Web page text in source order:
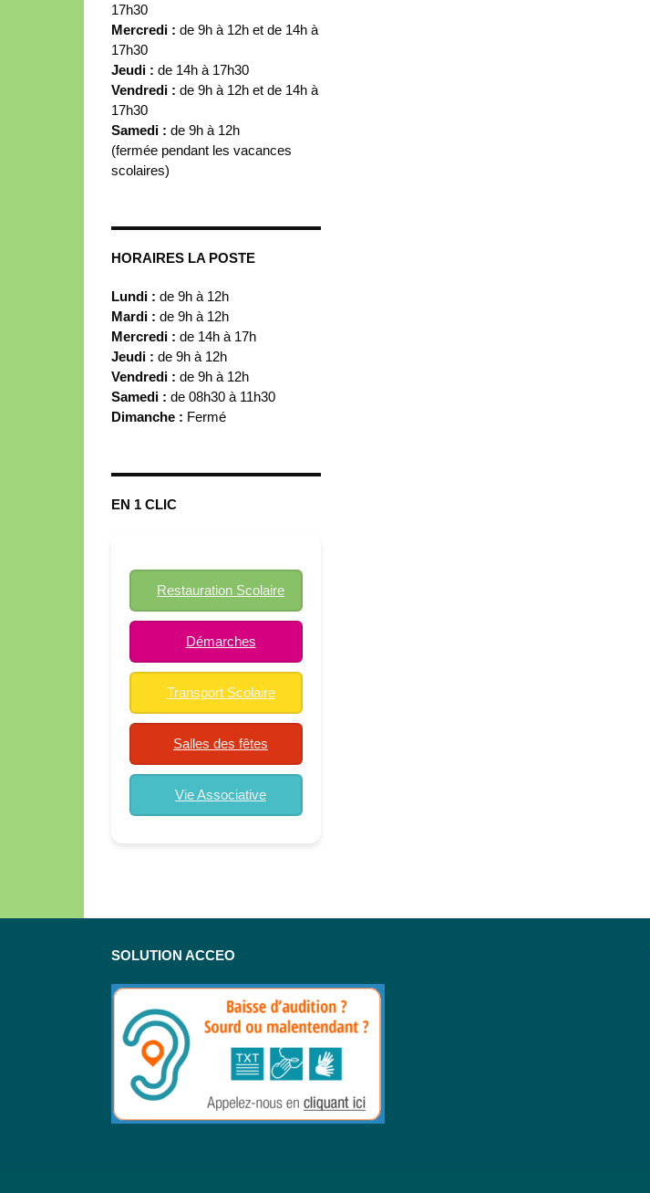
17h30
Mercredi : de 9h à 12h et de 14h à
17h30
Jeudi : de 14h à 17h30
Vendredi : de 9h à 12h et de 14h à
17h30
Samedi : de 9h à 12h
(fermée pendant les vacances
scolaires)
HORAIRES LA POSTE
Lundi : de 9h à 12h
Mardi : de 9h à 12h
Mercredi : de 14h à 17h
Jeudi : de 9h à 12h
Vendredi : de 9h à 12h
Samedi : de 08h30 à 11h30
Dimanche : Fermé
EN 1 CLIC
Restauration Scolaire
Démarches
Transport Scolaire
Salles des fêtes
Vie Associative
SOLUTION ACCEO